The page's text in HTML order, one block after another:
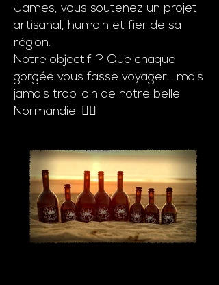
James, vous soutenez un projet
artisanal, humain et fier de sa
région.
Notre objectif ? Que chaque
gorgée vous fasse voyager... mais
jamais trop loin de notre belle
Normandie. 🏴‍☠️